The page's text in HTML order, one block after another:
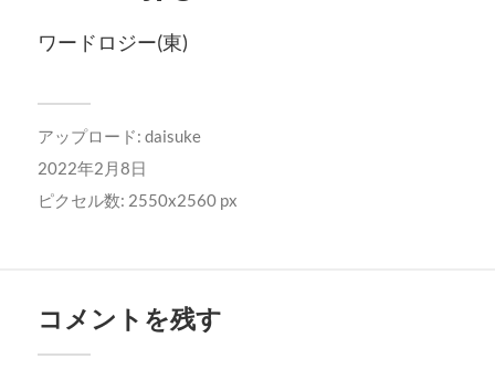
ワードロジー(東)
アップロード: daisuke
2022年2月8日
ピクセル数: 2550x2560 px
コメントを残す